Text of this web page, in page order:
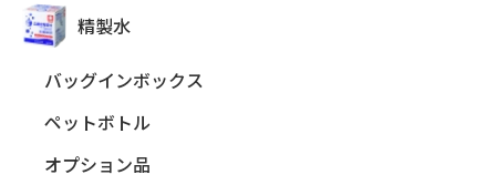
精製水
バッグインボックス
ペットボトル
オプション品